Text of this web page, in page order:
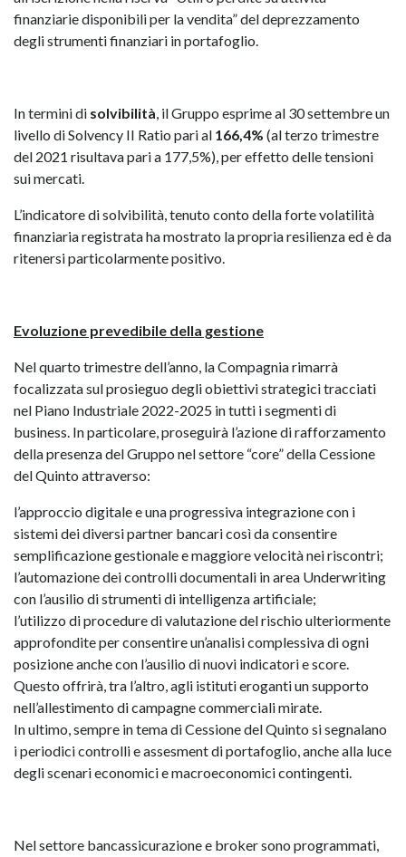
finanziarie disponibili per la vendita” del deprezzamento
degli strumenti finanziari in portafoglio.
In termini di solvibilità, il Gruppo esprime al 30 settembre un
livello di Solvency II Ratio pari al 166,4% (al terzo trimestre
del 2021 risultava pari a 177,5%), per effetto delle tensioni
sui mercati.
L’indicatore di solvibilità, tenuto conto della forte volatilità
finanziaria registrata ha mostrato la propria resilienza ed è da
ritenersi particolarmente positivo.
Evoluzione prevedibile della gestione
Nel quarto trimestre dell’anno, la Compagnia rimarrà
focalizzata sul prosieguo degli obiettivi strategici tracciati
nel Piano Industriale 2022-2025 in tutti i segmenti di
business. In particolare, proseguirà l’azione di rafforzamento
della presenza del Gruppo nel settore “core” della Cessione
del Quinto attraverso:
l’approccio digitale e una progressiva integrazione con i
sistemi dei diversi partner bancari così da consentire
semplificazione gestionale e maggiore velocità nei riscontri;
l’automazione dei controlli documentali in area Underwriting
con l’ausilio di strumenti di intelligenza artificiale;
l’utilizzo di procedure di valutazione del rischio ulteriormente
approfondite per consentire un’analisi complessiva di ogni
posizione anche con l’ausilio di nuovi indicatori e score.
Questo offrirà, tra l’altro, agli istituti eroganti un supporto
nell’allestimento di campagne commerciali mirate.
In ultimo, sempre in tema di Cessione del Quinto si segnalano
i periodici controlli e assesment di portafoglio, anche alla luce
degli scenari economici e macroeconomici contingenti.
Nel settore bancassicurazione e broker sono programmati,